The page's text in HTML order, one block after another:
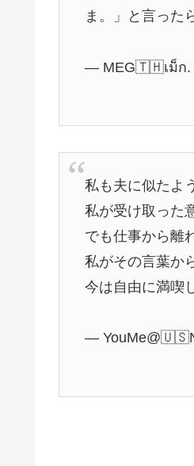
ま。」と言った
— MEG🇹🇭เม็ก.
私も夫に似たよ
私が受け取った
でも仕事から離
私がその言葉か
今は自由に満喫
—